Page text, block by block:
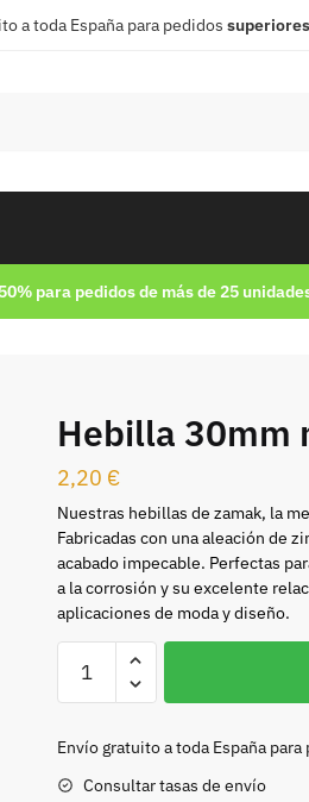
a toda España para pedidos
50% para pedidos de más de 25
Hebilla 30mm
2,20 €
Nuestras hebillas de zamak, la
Fabricadas con una aleación de
acabado impecable. Perfectas
a la corrosión y su excelente
aplicaciones de moda y diseño.
30mm
8983
cantidad
Envío gratuito a toda España para
Consultar tasas de envío